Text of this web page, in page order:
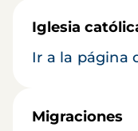
Iglesia
Ir a la página
Migraciones